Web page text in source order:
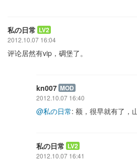
私の日常 LV2
2012.10.07 16:04
评论居然有vip，碉堡了。
kn007 MOD
2012.10.07 16:40
@私の日常: 额，很早就有了，
私の日常 LV2
2012.10.07 16:41